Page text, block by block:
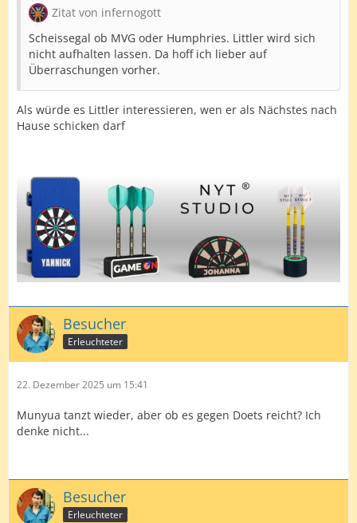
Zitat von infernogott
Scheissegal ob MVG oder Humphries. Littler wird sich
nicht aufhalten lassen. Da hoff ich lieber auf
Überraschungen vorher.
Als würde es Littler interessieren, wen er als Nächstes nach
Hause schicken darf
Besucher
Erleuchteter
22. Dezember 2025 um 15:41
Munyua tanzt wieder, aber ob es gegen Doets reicht? Ich
denke nicht...
Besucher
Erleuchteter